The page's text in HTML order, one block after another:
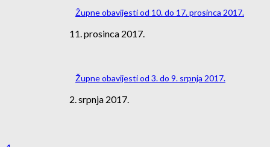
Župne obavijesti od 10. do 17. prosinca 2017.
11. prosinca 2017.
Župne obavijesti od 3. do 9. srpnja 2017.
2. srpnja 2017.